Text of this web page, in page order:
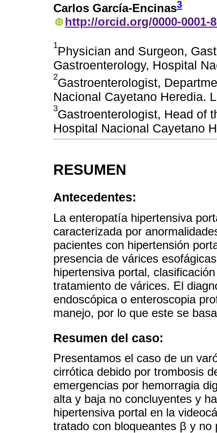
Carlos García-Encinas3
http://orcid.org/0000-0001-
1Physician and Surgeon,
Gastroenterology, Hospital
2Gastroenterologist,
Nacional Cayetano Heredia.
3Gastroenterologist, Head of
Hospital Nacional Cayetano
RESUMEN
Antecedentes:
La enteropatía hipertensiva
caracterizada por
pacientes con hipertensión
presencia de várices
hipertensiva portal,
tratamiento de várices. El
endoscópica o enteroscopia
manejo, por lo que este se
Resumen del caso:
Presentamos el caso de un
cirrótica debido por trombosis
emergencias por hemorragia
alta y baja no concluyentes y
hipertensiva portal en la
tratado con bloqueantes β y